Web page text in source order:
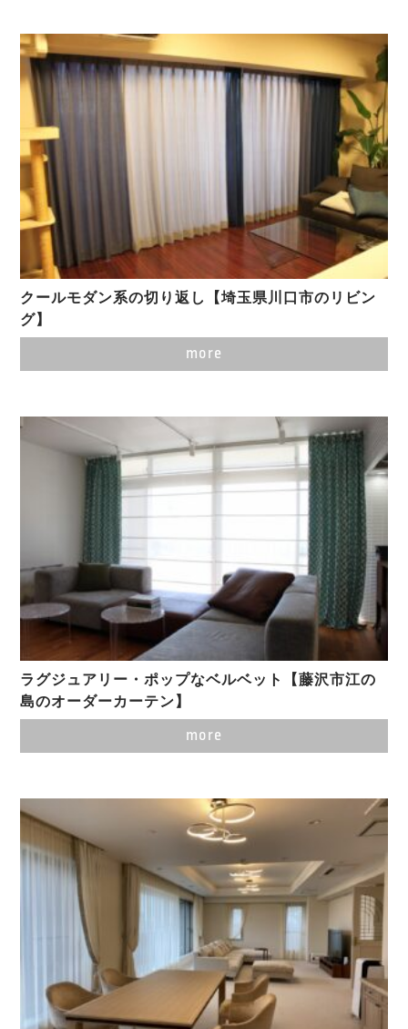
クールモダン系の切り返し【埼玉県川口市のリビン
グ】
more
ラグジュアリー・ポップなベルベット【藤沢市江の
島のオーダーカーテン】
more